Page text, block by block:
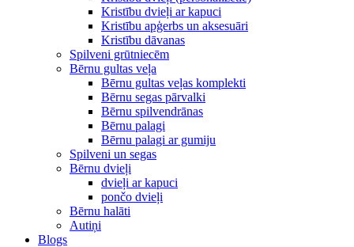
Kristību dvieļi ar kapuci
Kristību apģerbs un aksesuāri
Kristību dāvanas
Spilveni grūtniecēm
Bērnu gultas veļa
Bērnu gultas veļas komplekti
Bērnu segas pārvalki
Bērnu spilvendrānas
Bērnu palagi
Bērnu palagi ar gumiju
Spilveni un segas
Bērnu dvieļi
dvieļi ar kapuci
pončo dvieļi
Bērnu halāti
Autiņi
Blogs